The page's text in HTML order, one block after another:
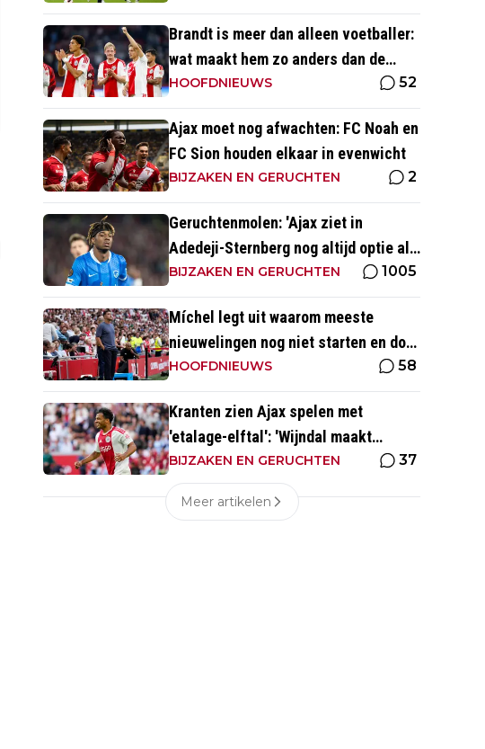
Brandt is meer dan alleen voetballer:
wat maakt hem zo anders dan de
'gemiddelde' voetballer?
HOOFDNIEUWS 52
Ajax moet nog afwachten: FC Noah en
FC Sion houden elkaar in evenwicht
BIJZAKEN EN GERUCHTEN 2
Geruchtenmolen: 'Ajax ziet in
Adedeji-Sternberg nog altijd optie als
Godts vertrekt'
BIJZAKEN EN GERUCHTEN 1005
Míchel legt uit waarom meeste
nieuwelingen nog niet starten en doet
beroep op Godts
HOOFDNIEUWS 58
Kranten zien Ajax spelen met
'etalage-elftal': 'Wijndal maakt
laatste weken een prima indruk'
BIJZAKEN EN GERUCHTEN 37
Meer artikelen